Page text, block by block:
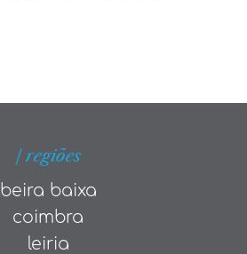
| regiões
beira baixa
coimbra
leiria